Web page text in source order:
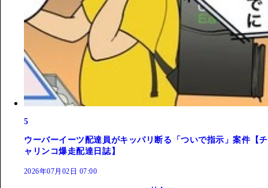
5
ウーバーイーツ配達員がキッパリ断る「ついで指示」案件【チ
ャリンコ爆走配達日誌】
2026年07月02日 07:00